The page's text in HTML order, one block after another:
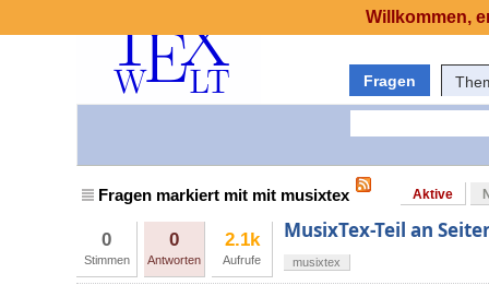
Fragen
Fragen markiert mit mit musixtex Aktive
0
Stimmen
0
Antworten
2.1k
Aufrufe
MusixTex-Teil an
musixtex
Willkommen,